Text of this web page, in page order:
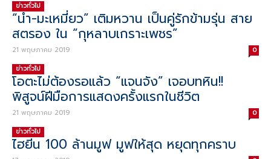
ข่าวทั่วไป
“น้ำ-มะเหมี่ยว” เติมหวาน เป็นคู่รักข้ามรุ่น สาย
สตรอง ใน “กุหลาบเกราะเพชร”
21 พฤษภาคม 2019 0
ข่าวทั่วไป
โอตะไม่ต้องรอแล้ว “แจนจัง” เจอบทหิน!!
พิสูจน์ฝีมือการแสดงครั้งแรกในชีวิต
21 พฤษภาคม 2019 0
ข่าวทั่วไป
ไฮยีน 100 ล้านมูฟ มูฟให้สุด หยุดทุกคราบ